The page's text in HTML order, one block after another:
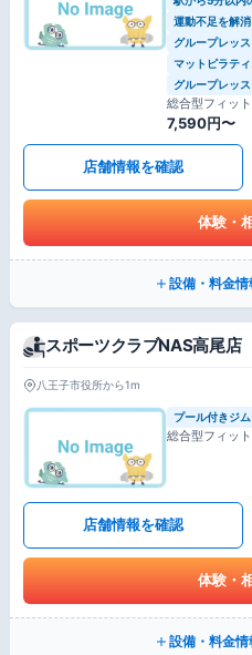
運動不足を解
グループレッ
マットピラテ
グループレッ
総合型フィッ
7,590円〜
店舗情報を確認
体験・
設備・料金
スポーツクラブNAS高尾店
八王子市役所から1m
プール付きジ
総合型フィッ
店舗情報を確認
体験・
設備・料金